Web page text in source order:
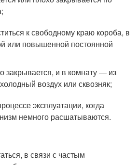
к свободному краю короба, в
или повышенной постоянной
закрывается, и в комнату — из
воздух или сквозняк;
эксплуатации, когда
немного расшатываются.
в связи с частым